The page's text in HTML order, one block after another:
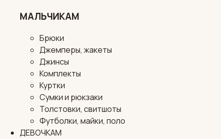
МАЛЬЧИКАМ
Брюки
Джемперы, жакеты
Джинсы
Комплекты
Куртки
Сумки и рюкзаки
Толстовки, свитшоты
Футболки, майки, поло
ДЕВОЧКАМ